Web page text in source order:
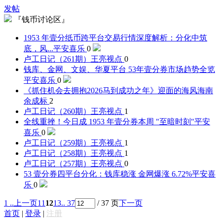
发帖
『钱币讨论区』
1953 年壹分纸币跨平台交易行情深度解析：分化中筑
底，风...平安喜乐 0
卢工日记（261期） 王亮视点 0
钱库、金网、文娱、华夏平台 53年壹分券市场趋势全览
平安喜乐 0
《抓住机会去拥抱2026马到成功之年》迎面的海风海南
余成标 2
卢工日记（260期） 王亮视点 1
全线重挫！今日成 1953 年壹分券本周 "至暗时刻"平安
喜乐 0
卢工日记（259期） 王亮视点 1
卢工日记（258期） 王亮视点 1
卢工日记（257期） 王亮视点 0
53 壹分券四平台分化：钱库稳涨 金网爆涨 6.72%平安喜
乐 0
1 .. 上一页11 1213.. 37 / 37 页下一页
首页 | 登录 | 注册